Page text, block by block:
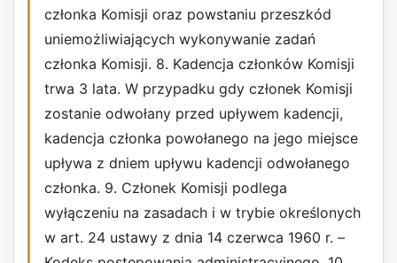
członka Komisji oraz powstaniu przeszkód
uniemożliwiających wykonywanie zadań
członka Komisji. 8. Kadencja członków Komisji
trwa 3 lata. W przypadku gdy członek Komisji
zostanie odwołany przed upływem kadencji,
kadencja członka powołanego na jego miejsce
upływa z dniem upływu kadencji odwołanego
członka. 9. Członek Komisji podlega
wyłączeniu na zasadach i w trybie określonych
w art. 24 ustawy z dnia 14 czerwca 1960 r. –